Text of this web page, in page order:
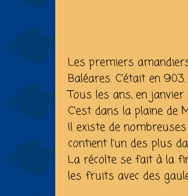
Les premiers
Baléares. C'était en 903.
Tous les ans, en
C'est dans la plaine de
Il existe de
contient l'un des plus
La récolte se fait à la
les fruits avec des